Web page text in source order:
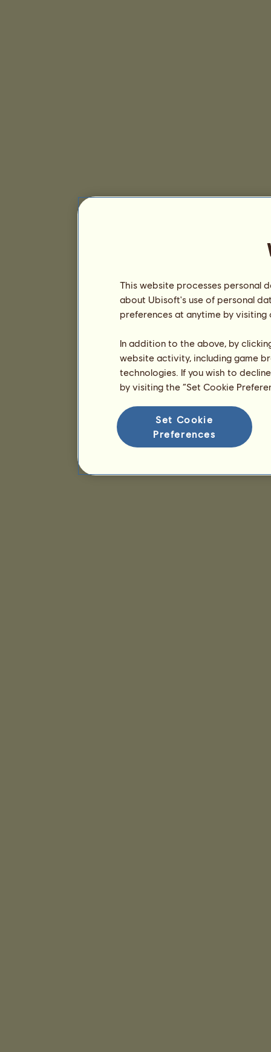
This website processes personal
about Ubisoft's use of personal
preferences at anytime by
In addition to the above, by
website activity, including game
technologies. If you wish to
by visiting the “Set Cookie
Set Cookie
Preferences